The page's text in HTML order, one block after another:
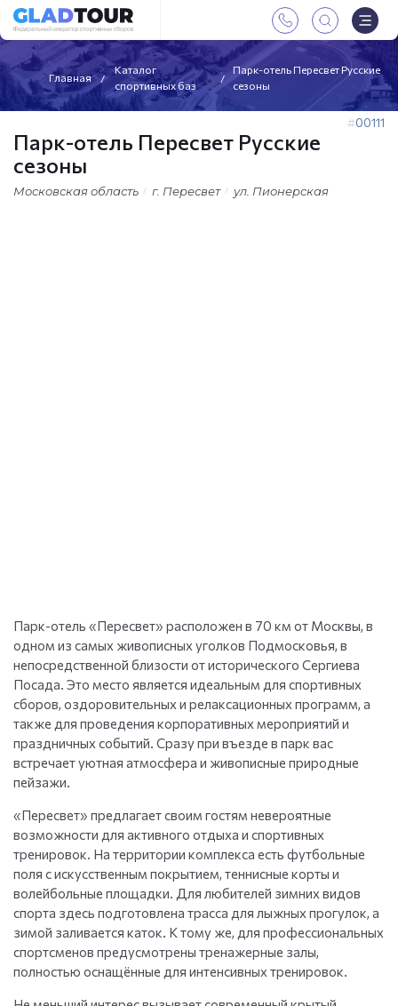
Главная
Каталог
спортивных баз
Парк-отель Пересвет Русские
сезоны
00111
Парк-отель Пересвет Русские
сезоны
Московская область г. Пересвет ул. Пионерская
Парк-отель «Пересвет» расположен в 70 км от Москвы, в
одном из самых живописных уголков Подмосковья, в
непосредственной близости от исторического Сергиева
Посада. Это место является идеальным для спортивных
сборов, оздоровительных и релаксационных программ, а
также для проведения корпоративных мероприятий и
праздничных событий. Сразу при въезде в парк вас
встречает уютная атмосфера и живописные природные
пейзажи.
«Пересвет» предлагает своим гостям невероятные
возможности для активного отдыха и спортивных
тренировок. На территории комплекса есть футбольные
поля с искусственным покрытием, теннисные корты и
волейбольные площадки. Для любителей зимних видов
спорта здесь подготовлена трасса для лыжных прогулок, а
зимой заливается каток. К тому же, для профессиональных
спортсменов предусмотрены тренажерные залы,
полностью оснащённые для интенсивных тренировок.